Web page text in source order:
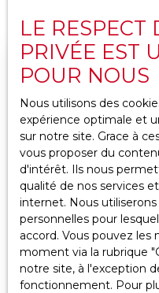
Appartement
Type de bien
Rive-de-Gier (42800)
Localisation
Budget max (€)
Surface min (m²)
49 000€
Appartement RIVE
LE RESPECT
PRIVÉE EST
POUR NOUS
Nous utilisons des
expérience optimale et
sur notre site. Grace à
vous proposer du
d'intérêt. Ils nous
qualité de nos services
internet. Nous
personnelles pour
accord. Vous pouvez
moment via la rubrique
notre site, à l'exception
fonctionnement. Pour